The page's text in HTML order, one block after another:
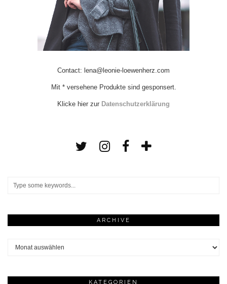
Contact: lena@leonie-loewenherz.com
Mit * versehene Produkte sind gesponsert.
Klicke hier zur Datenschutzerklärung
ARCHIVE
KATEGORIEN